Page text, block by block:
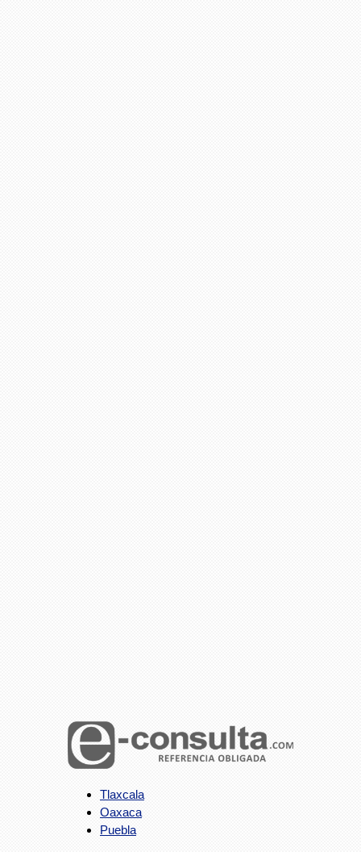
Tlaxcala
Oaxaca
Puebla